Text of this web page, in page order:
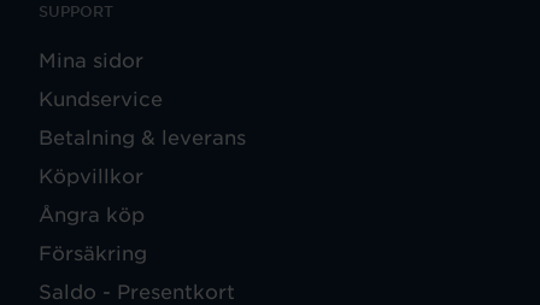
SUPPORT
Mina sidor
Kundservice
Betalning & leverans
Köpvillkor
Ångra köp
Försäkring
Saldo - Presentkort